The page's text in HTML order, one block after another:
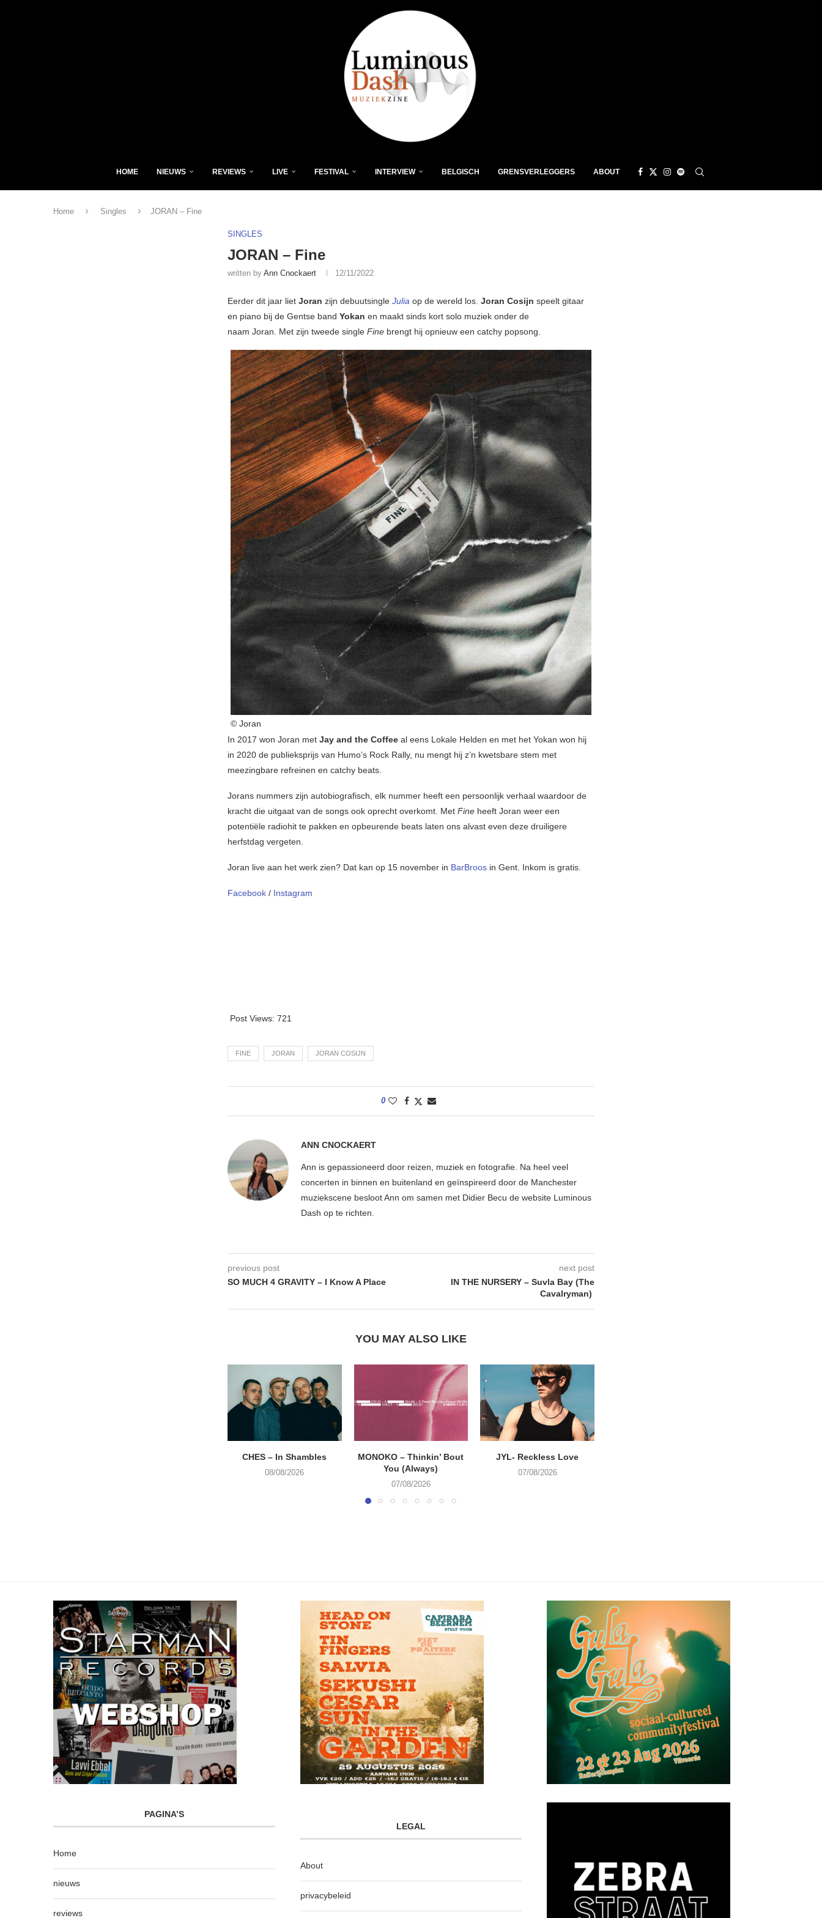
HOME NIEUWS REVIEWS LIVE FESTIVAL INTERVIEW BELGISCH GRENSVERLEGGERS ABOUT
Home Singles JORAN – Fine
SINGLES
JORAN – Fine
written by Ann Cnockaert 12/11/2022
Eerder dit jaar liet Joran zijn debuutsingle Julia op de wereld los. Joran Cosijn speelt gitaar
en piano bij de Gentse band Yokan en maakt sinds kort solo muziek onder de
naam Joran. Met zijn tweede single Fine brengt hij opnieuw een catchy popsong.
© Joran
In 2017 won Joran met Jay and the Coffee al eens Lokale Helden en met het Yokan won hij
in 2020 de publieksprijs van Humo’s Rock Rally, nu mengt hij z’n kwetsbare stem met
meezingbare refreinen en catchy beats.
Jorans nummers zijn autobiografisch, elk nummer heeft een persoonlijk verhaal waardoor de
kracht die uitgaat van de songs ook oprecht overkomt. Met Fine heeft Joran weer een
potentiële radiohit te pakken en opbeurende beats laten ons alvast even deze druiligere
herfstdag vergeten.
Joran live aan het werk zien? Dat kan op 15 november in BarBroos in Gent. Inkom is gratis.
Facebook / Instagram
Post Views: 721
FINE JORAN JORAN COSIJN
0
ANN CNOCKAERT
Ann is gepassioneerd door reizen, muziek en fotografie. Na heel veel
concerten in binnen en buitenland en geïnspireerd door de Manchester
muziekscene besloot Ann om samen met Didier Becu de website Luminous
Dash op te richten.
previous post
SO MUCH 4 GRAVITY – I Know A Place
next post
IN THE NURSERY – Suvla Bay (The
Cavalryman)
YOU MAY ALSO LIKE
CHES – In Shambles
08/08/2026
MONOKO – Thinkin’ Bout
You (Always)
07/08/2026
JYL- Reckless Love
07/08/2026
PAGINA’S
Home
nieuws
reviews
LEGAL
About
privacybeleid